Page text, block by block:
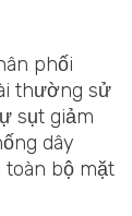
phối
thường sử
sụt giảm
dây
toàn bộ mặt